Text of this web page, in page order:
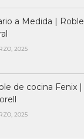
a Medida | Roble
2025
de cocina Fenix |
2025